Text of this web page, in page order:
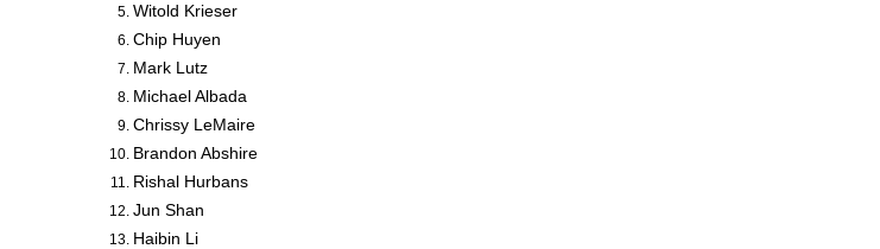
Witold Krieser
Chip Huyen
Mark Lutz
Michael Albada
Chrissy LeMaire
Brandon Abshire
Rishal Hurbans
Jun Shan
Haibin Li